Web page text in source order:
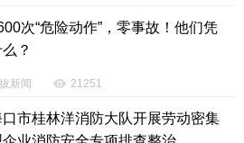
次“危险动作”，零事故！他们凭
？
新闻 21251
口市桂林洋消防大队开展劳动密集